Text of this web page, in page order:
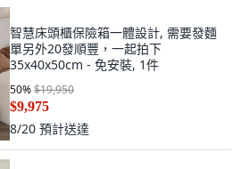
智慧床頭櫃保險箱一體設計, 需要發麵
單另外20發順豐，一起拍下
35x40x50cm - 免安裝, 1件
50%$19,950
$9,975
8/20 預計送達